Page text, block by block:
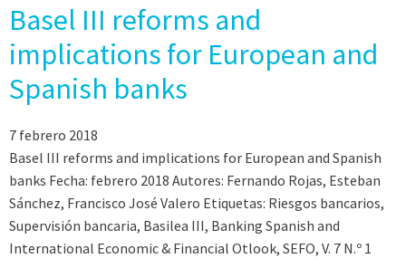
Basel III reforms and
implications for European and
Spanish banks
7 febrero 2018
Basel III reforms and implications for European and Spanish
banks Fecha: febrero 2018 Autores: Fernando Rojas, Esteban
Sánchez, Francisco José Valero Etiquetas: Riesgos bancarios,
Supervisión bancaria, Basilea III, Banking Spanish and
International Economic & Financial Otlook, SEFO, V. 7 N.º 1